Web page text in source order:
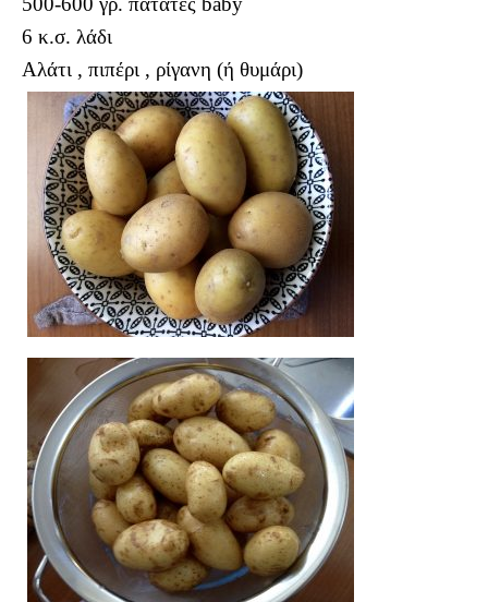
6 κ.σ. λάδι
Αλάτι , πιπέρι , ρίγανη (ή θυμάρι)